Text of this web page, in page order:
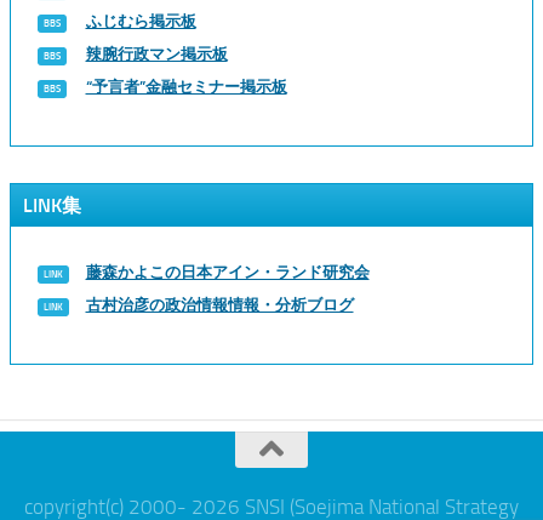
ふじむら掲示板
辣腕行政マン掲示板
“予言者”金融セミナー掲示板
LINK集
藤森かよこの日本アイン・ランド研究会
古村治彦の政治情報情報・分析ブログ
copyright(c) 2000- 2026 SNSI (Soejima National Strategy